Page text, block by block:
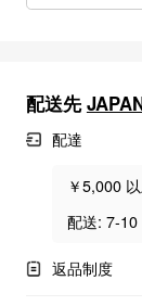
配送先
配達
￥5,000
配送: 7-10
返品制度